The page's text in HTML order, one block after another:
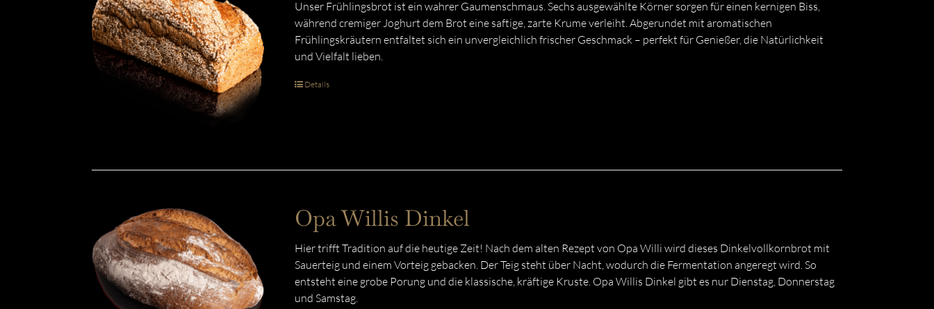
Unser Frühlingsbrot ist ein wahrer Gaumenschmaus. Sechs ausgewählte Körner sorgen für einen kernigen Biss,
während cremiger Joghurt dem Brot eine saftige, zarte Krume verleiht. Abgerundet mit aromatischen
Frühlingskräutern entfaltet sich ein unvergleichlich frischer Geschmack – perfekt für Genießer, die Natürlichkeit
und Vielfalt lieben.
Details
Opa Willis Dinkel
Hier trifft Tradition auf die heutige Zeit! Nach dem alten Rezept von Opa Willi wird dieses Dinkelvollkornbrot mit
Sauerteig und einem Vorteig gebacken. Der Teig steht über Nacht, wodurch die Fermentation angeregt wird. So
entsteht eine grobe Porung und die klassische, kräftige Kruste. Opa Willis Dinkel gibt es nur Dienstag, Donnerstag
und Samstag.